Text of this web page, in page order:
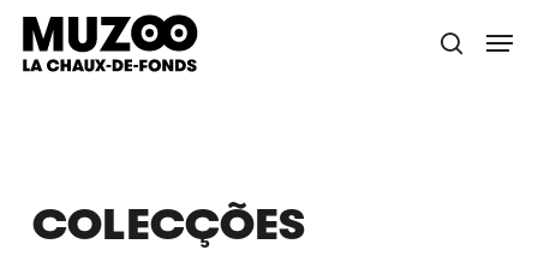
Salta
pesquisa
Menu
COLECÇÕES